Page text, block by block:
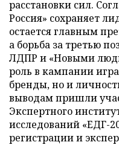
расстановки сил.
Россия» сохраняет
остается главным
а борьба за третью
ЛДПР и «Новыми
роль в кампании
бренды, но и
выводам пришли
Экспертного
исследований «ЕДГ-
регистрации и